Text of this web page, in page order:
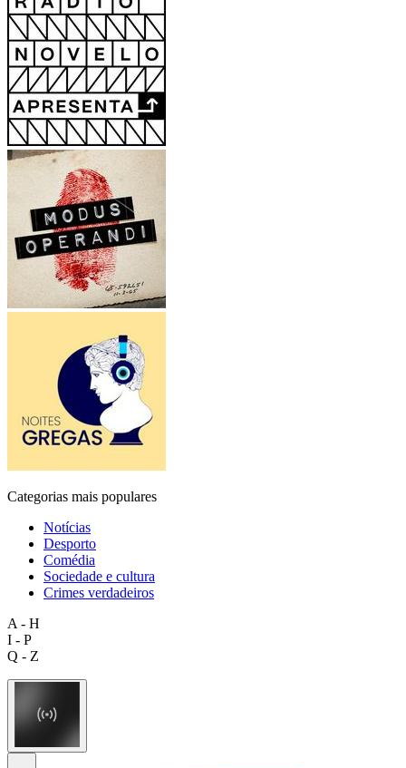
Categorias mais populares
Notícias
Desporto
Comédia
Sociedade e cultura
Crimes verdadeiros
A - H
I - P
Q - Z